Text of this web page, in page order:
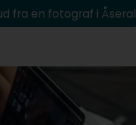
fra en fotograf i Åseral